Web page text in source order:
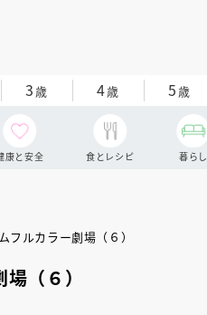
3歳 4歳 5歳
康と安全 食とレシピ 暮らし
（６）